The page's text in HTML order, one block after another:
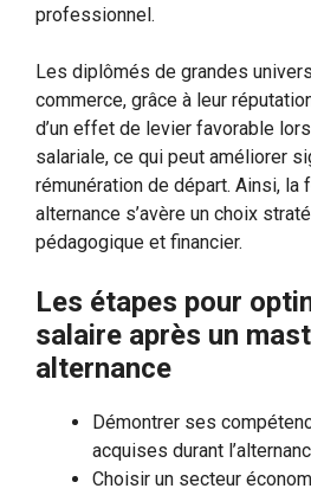
professionnel.
Les diplômés de grandes
commerce, grâce à leur
d’un effet de levier favorable
salariale, ce qui peut améliorer
rémunération de départ. Ainsi, la
alternance s’avère un choix
pédagogique et financier.
Les étapes pour
salaire après un
alternance
Démontrer ses
acquises durant
Choisir un secteur